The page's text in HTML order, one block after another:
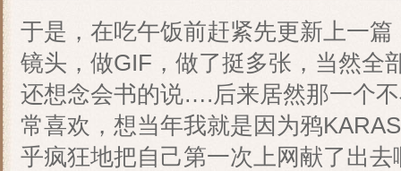
于是，在吃午饭前赶紧先更新上一
镜头，做GIF，做了挺多张，当然全
还想念会书的说….后来居然那一个
常喜欢，想当年我就是因为鸦
乎疯狂地把自己第一次上网献了出